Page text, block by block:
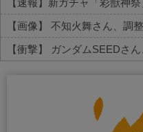
【速報】新ガチャ「彩獣神